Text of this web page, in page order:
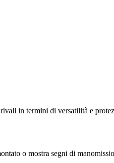
in termini di versatilità e
o mostra segni di